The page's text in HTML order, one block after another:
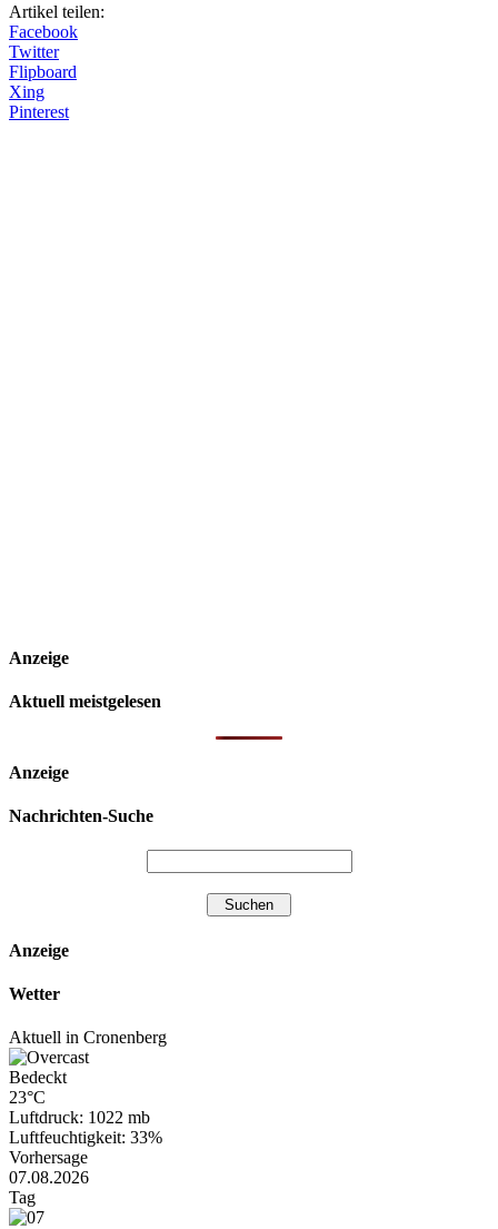
Artikel teilen:
Facebook
Twitter
Flipboard
Xing
Pinterest
Anzeige
Aktuell meistgelesen
Anzeige
Nachrichten-Suche
Anzeige
Wetter
Aktuell in Cronenberg
Bedeckt
23°C
Luftdruck: 1022 mb
Luftfeuchtigkeit: 33%
Vorhersage
07.08.2026
Tag